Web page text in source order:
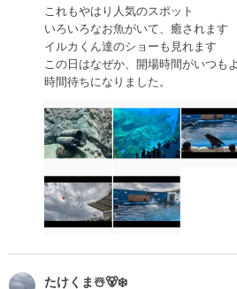
これもやはり人気のスポット
いろいろなお魚がいて、癒されます
イルカくん達のショーも見れます
この日はなぜか、開場時間がいつも
時間待ちになりました。
たけくま☃️🐻‍❄️